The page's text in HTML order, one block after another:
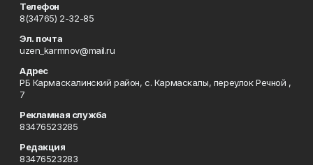
Телефон
8(34765) 2-32-85
Эл. почта
uzen_karmnov@mail.ru
Адрес
РБ Кармаскалинский район, с. Кармаскалы, переулок Речной ,
7
Рекламная служба
83476523285
Редакция
83476523283